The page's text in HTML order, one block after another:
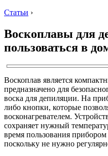
Статьи ›
Воскоплавы для
пользоваться в
Воскоплав является
предназначено для
воска для депиляции. На
либо кнопки, которые
восконагревателем.
сохраняет нужный
время пользования
поскольку не нужно